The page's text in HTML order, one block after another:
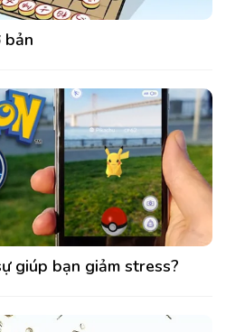
bản
giúp bạn giảm stress?